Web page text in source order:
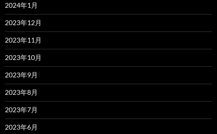
2024年1月
2023年12月
2023年11月
2023年10月
2023年9月
2023年8月
2023年7月
2023年6月